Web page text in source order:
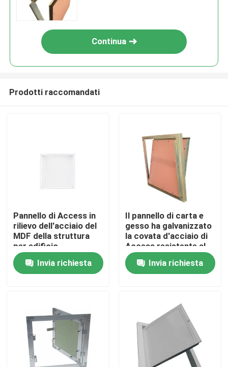
Prodotti
Circa noi
Controllo di qualità
Contattici
Continua
Prodotti raccomandati
Pannello di Access in
rilievo dell'acciaio del
MDF della struttura
per edificio
residenziale
Invia richiesta
Il pannello di carta e
gesso ha galvanizzato
la covata d'acciaio di
Access resistente al
fuoco
Invia richiesta